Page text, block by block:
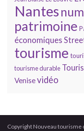
Nantes
patrimoine
économiques
tourisme
tourisme durable
Venisevidéo
Copyright Nouveau tourisme